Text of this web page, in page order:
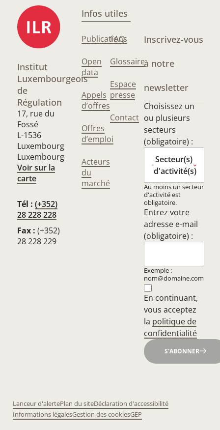
Institut
Luxembourgeois
de
Régulation
17, rue du
Fossé
L-1536
Luxembourg
Luxembourg
Voir sur la
carte
Tél : (+352)
28 228 228
Fax : (+352)
28 228 229
Infos utiles
Publications
Open
data
Appels
d’offres
Offres
d’emploi
Acteurs
du
marché
FAQ
Glossaire
Espace
presse
Contact
Inscrivez-vous
à notre
newsletter
Choisissez un
ou plusieurs
secteurs
(obligatoire) :
Secteur(s)
d'activité(s)
Au moins un secteur
d'activité est
obligatoire.
Entrez votre
adresse e-mail
(obligatoire) :
Exemple :
nom@domaine.com
En continuant,
vous acceptez
la politique de
confidentialité
S'ABONNER
Lanceur d'alertePlan du siteDéclaration d'accessibilité
Informations légalesGestion des cookiesGEP